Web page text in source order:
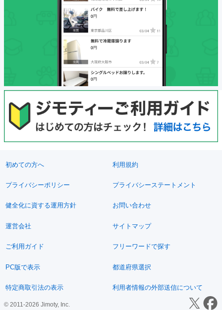
初めての方へ 利用規約
プライバシーポリシー プライバシーステートメント
健全化に資する運用方針 お問い合わせ
運営会社 サイトマップ
ご利用ガイド フリーワードで探す
PC版で表示 都道府県選択
特定商取引法の表示 利用者情報の外部送信について
© 2011-2026 Jimoty, Inc.